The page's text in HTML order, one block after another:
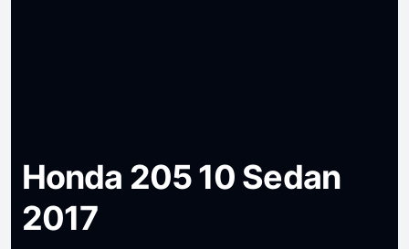
Honda 205 10 Sedan
2017